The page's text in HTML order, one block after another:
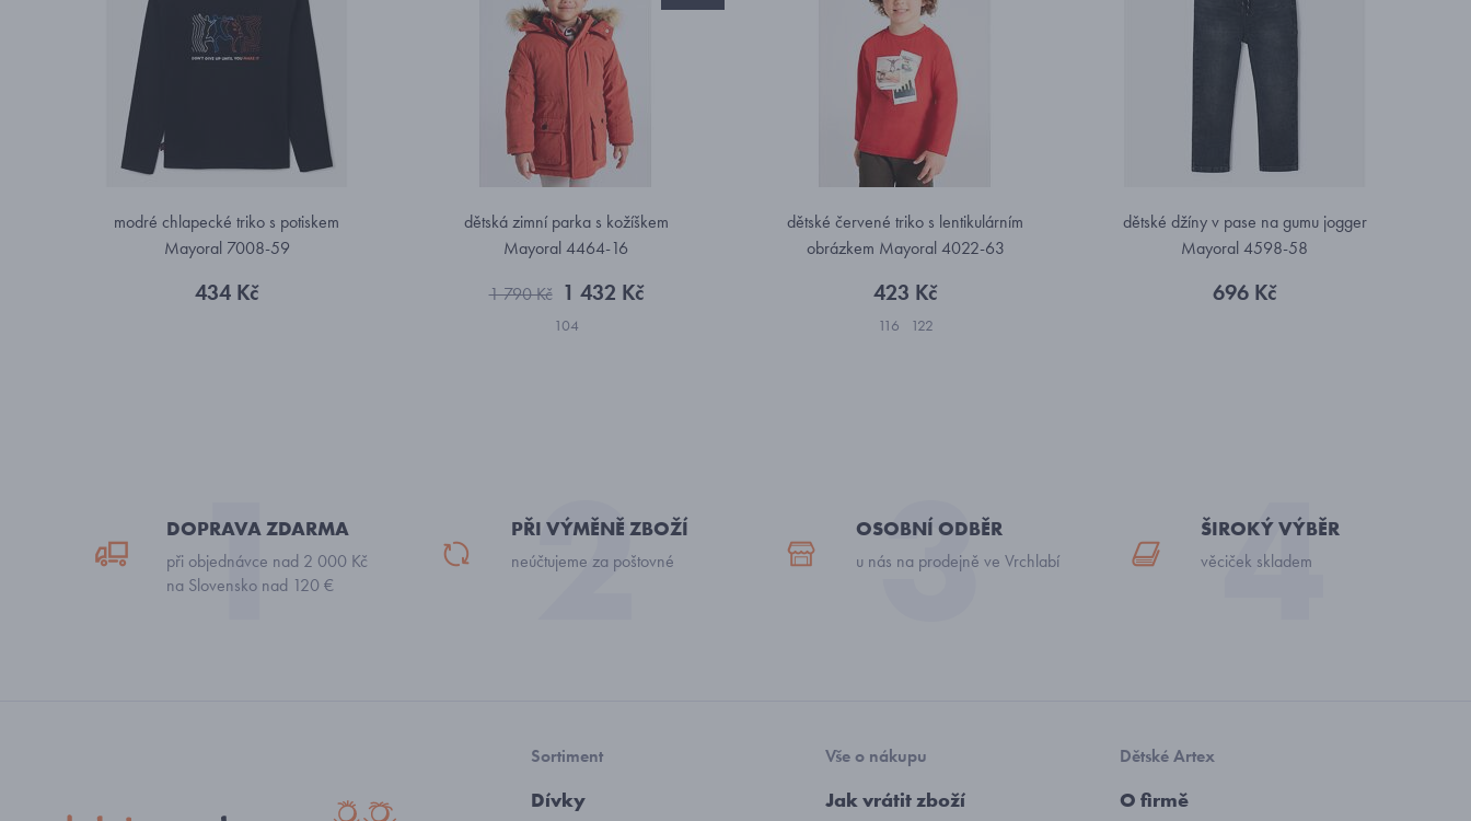
modré chlapecké triko s potiskem
Mayoral 7008-59
434 Kč
dětská zimní parka s kožíškem
Mayoral 4464-16
1 790 Kč 1 432 Kč
104
dětské červené triko s lentikulárním
obrázkem Mayoral 4022-63
423 Kč
116 122
dětské džíny v pase na gumu jogger
Mayoral 4598-58
696 Kč
DOPRAVA ZDARMA
při objednávce nad 2 000 Kč
na Slovensko nad 120 €
PŘI VÝMĚNĚ ZBOŽÍ
neúčtujeme za poštovné
OSOBNÍ ODBĚR
u nás na prodejně ve Vrchlabí
ŠIROKÝ VÝBĚR
věciček skladem
Sortiment
Dívky
Vše o nákupu
Jak vrátit zboží
Dětské Artex
O firmě